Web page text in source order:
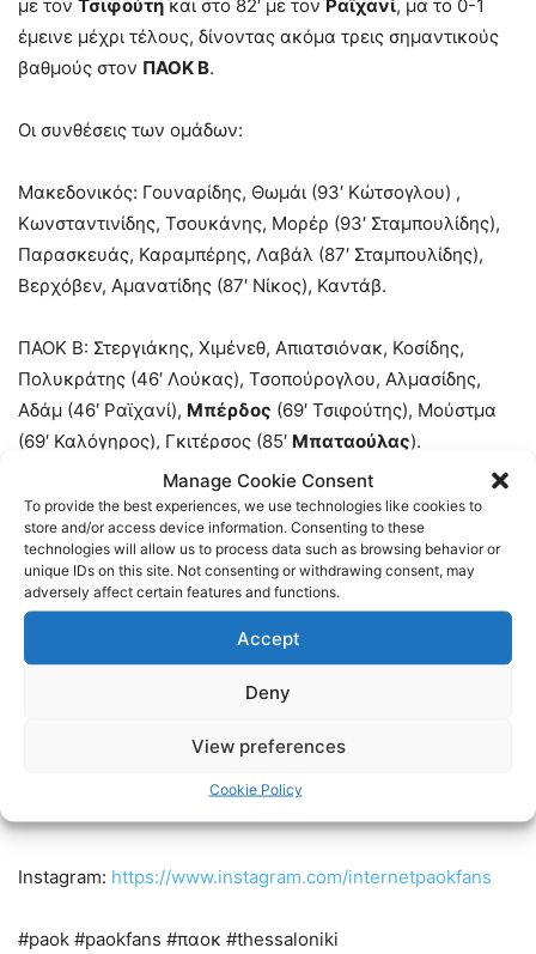
Manage Cookie Consent
To provide the best experiences, we use technologies like cookies to
store and/or access device information. Consenting to these
technologies will allow us to process data such as browsing behavior or
unique IDs on this site. Not consenting or withdrawing consent, may
adversely affect certain features and functions.
Accept
Deny
View preferences
Cookie Policy
με τον Τσιφούτη και στο 82′ με τον Ραϊχανί, μα το 0-1
έμεινε μέχρι τέλους, δίνοντας ακόμα τρεις σημαντικούς
βαθμούς στον ΠΑΟΚ Β.
Οι συνθέσεις των ομάδων:
Μακεδονικός: Γουναρίδης, Θωμάι (93′ Κώτσογλου) ,
Κωνσταντινίδης, Τσουκάνης, Μορέρ (93′ Σταμπουλίδης),
Παρασκευάς, Καραμπέρης, Λαβάλ (87′ Σταμπουλίδης),
Βερχόβεν, Αμανατίδης (87′ Νίκος), Καντάβ.
ΠΑΟΚ Β: Στεργιάκης, Χιμένεθ, Απιατσιόνακ, Κοσίδης,
Πολυκράτης (46′ Λούκας), Τσοπούρογλου, Αλμασίδης,
Αδάμ (46′ Ραϊχανί), Μπέρδος (69′ Τσιφούτης), Μούστμα
(69′ Καλόγηρος), Γκιτέρσος (85′ Μπαταούλας).
The postΣημαντικό «διπλό» για ΠΑΟΚ Β [εικόνες]
appeared first onPAOKFC.
Ακολουθήστε τους Internet PAOK Fans στα social media:
Facebook:
https://www.linkedin.com/in/internet-paok-fans-
Instagram: https://www.instagram.com/internetpaokfans
#paok #paokfans #παοκ #thessaloniki